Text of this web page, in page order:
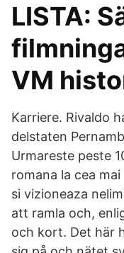
LISTA:
VM
Karriere. Rivaldo
delstaten
Urmareste peste
romana la cea
si vizioneaza
att ramla och,
och kort. Det här